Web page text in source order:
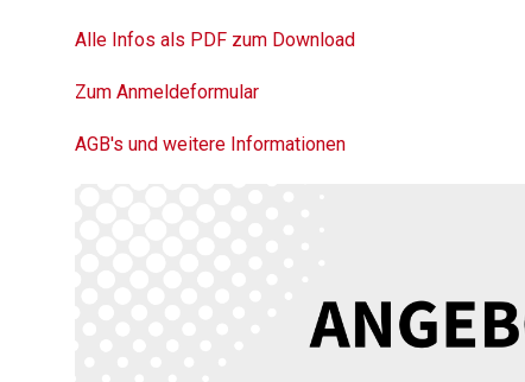
Alle Infos als PDF zum Download
Zum Anmeldeformular
AGB's und weitere Informationen